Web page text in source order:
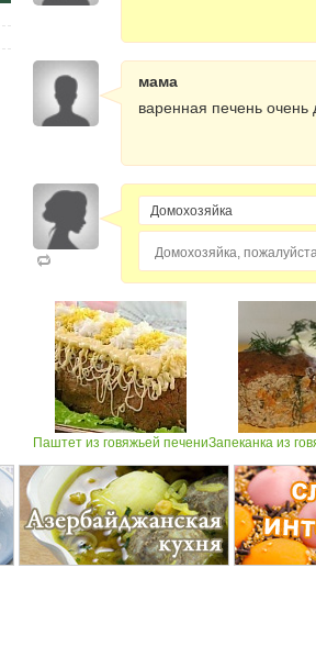
мама
варенная печень очень
Домохозяйка,
Паштет из говяжьей печениЗапеканка из